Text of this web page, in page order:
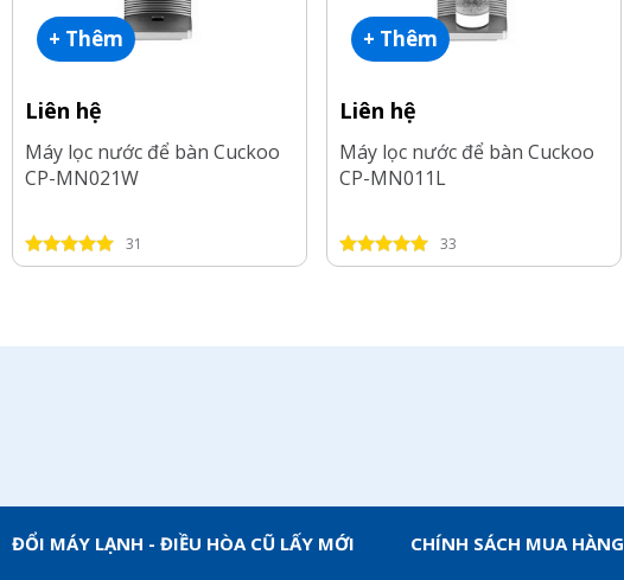
+ Thêm
Liên hệ
Máy lọc nước để bàn Cuckoo
CP-MN021W
31
+ Thêm
Liên hệ
Máy lọc nước để bàn Cuckoo
CP-MN011L
33
ĐỔI MÁY LẠNH - ĐIỀU HÒA CŨ LẤY MỚI CHÍNH SÁCH MUA HÀNG